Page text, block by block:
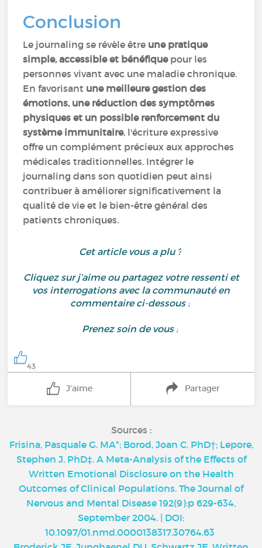
Conclusion
Le journaling se révèle être une pratique
simple, accessible et bénéfiquepour les
personnes vivant avec une maladie chronique.
En favorisant une meilleure gestion des
émotions, une réduction des symptômes
physiques et un possible renforcement du
système immunitaire, l'écriture expressive
offre un complément précieux aux approches
médicales traditionnelles. Intégrer le
journaling dans son quotidien peut ainsi
contribuer à améliorer significativement la
qualité de vie et le bien-être général des
patients chroniques.
Cet article vous a plu ?
Cliquez sur j’aime ou partagez votre ressenti et
vos interrogations avec la communauté en
commentaire ci-dessous !
Prenez soin de vous !
43
J'aime Partager
Sources :
Frisina, Pasquale G. MA*; Borod, Joan C. PhD†; Lepore,
Stephen J. PhD‡. A Meta-Analysis of the Effects of
Written Emotional Disclosure on the Health
Outcomes of Clinical Populations. The Journal of
Nervous and Mental Disease 192(9):p 629-634,
September 2004. | DOI:
10.1097/01.nmd.0000138317.30764.63